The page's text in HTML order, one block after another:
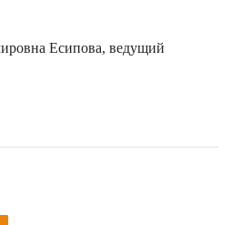
Есипова, ведущий